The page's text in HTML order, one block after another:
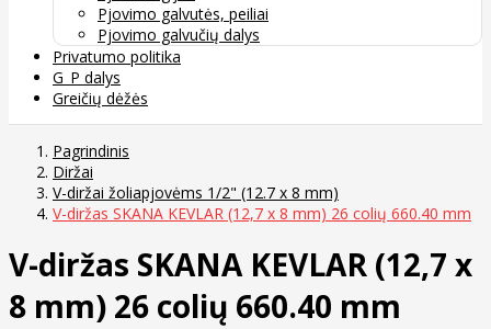
Pjovimo galvutės, peiliai
Pjovimo galvučių dalys
Privatumo politika
G_P dalys
Greičių dėžės
Pagrindinis
Diržai
V-diržai žoliapjovėms 1/2" (12.7 x 8 mm)
V-diržas SKANA KEVLAR (12,7 x 8 mm) 26 colių 660.40 mm
V-diržas SKANA KEVLAR (12,7 x
8 mm) 26 colių 660.40 mm